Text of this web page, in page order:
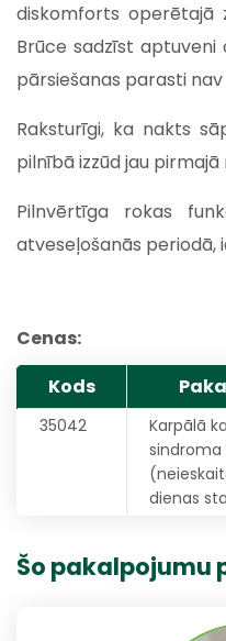
diskomforts operētajā
Brūce sadzīst aptuveni
pārsiešanas parasti
Raksturīgi, ka nakts
pilnībā izzūd jau
Pilnvērtīga rokas
atveseļošanās periodā,
Cenas:
Kods
35042
Karpālā
sindroma
dienas
Šo pakalpojumu